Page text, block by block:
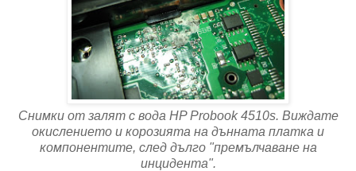
Снимки от залят с вода HP Probook 4510s. Виждате
окислението и корозията на дънната платка и
компонентите, след дълго "премълчаване на
инцидента".